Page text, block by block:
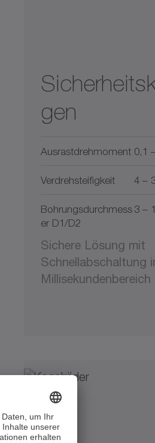
gen
Ausrastdrehmoment 0,1
Verdrehsteifigkeit 4 –
Bohrungsdurchmess
er D1/D2
3 –
Sichere Lösung mit
Schnellabschaltung
Millisekundenbereich